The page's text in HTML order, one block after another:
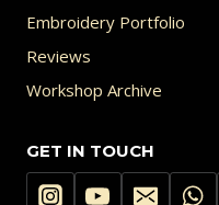
Embroidery Portfolio
Reviews
Workshop Archive
GET IN TOUCH